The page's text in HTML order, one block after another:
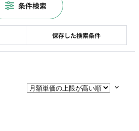
保存した検索条件
条件検索